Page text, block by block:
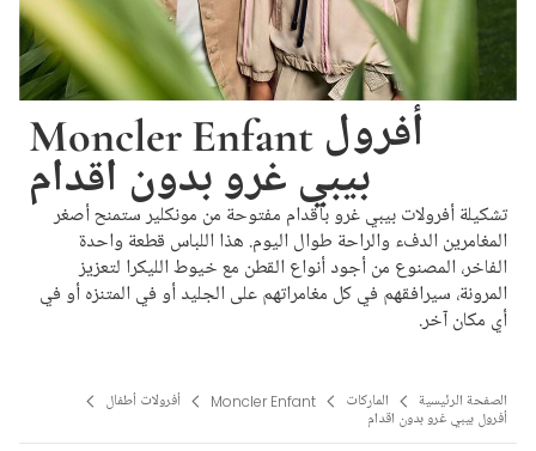
Moncler Enfant أفرول
بيبي غرو بدون اقدام
تشكيلة أفرولات بيبي غرو بأقدام مفتوحة من مونكلير ستمنح أصغر
المغامرين الدفء والراحة طوال اليوم. هذا اللباس قطعة واحدة
الفاخر، المصنوع من أجود أنواع القطن مع خيوط الليكرا لتعزيز
المرونة، سيرافقهم في كل مغامراتهم على الجليد أو في المتنزه أو في
أي مكان آخر.
الصفحة الرئيسية الماركات Moncler Enfant
أفرولات أطفال
أفرول بيبي غرو بدون اقدام